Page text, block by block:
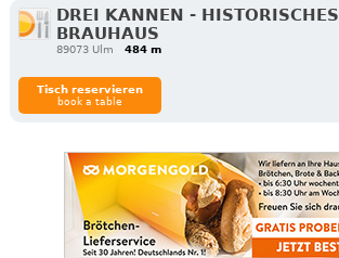
DREI KANNEN - HISTORISCHES
BRAUHAUS
89073 Ulm
484 m
Tisch reservieren
book a table